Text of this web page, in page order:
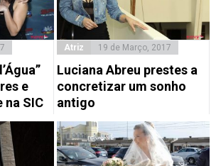
e
na SIC
Atriz 19 de Março, 2017
Luciana Abreu prestes a
concretizar um sonho
antigo